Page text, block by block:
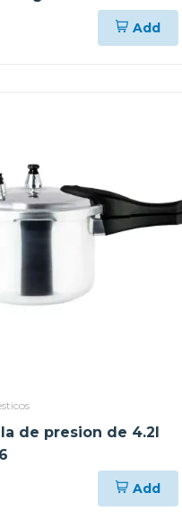
Add
de presion de 4.2l
Add